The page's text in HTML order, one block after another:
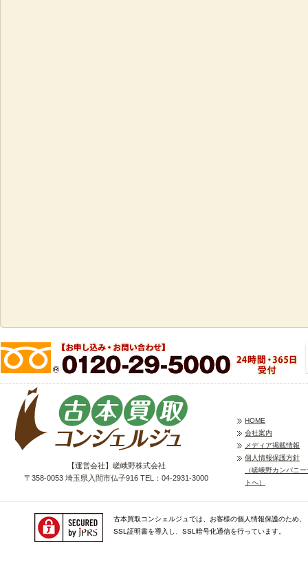
【運営会社】嵯峨野株式会社
〒358-0053 埼玉県入間市仏子916 TEL：04-2931-3000
HOME
会社案内
メディア掲載情報
個人情報保護方針
（嵯峨野カンパニ
トへ）
古本買取コンシェルジュでは、お客様の個人情報保護のため、
SSL証明書を導入し、SSL暗号化通信を行っています。